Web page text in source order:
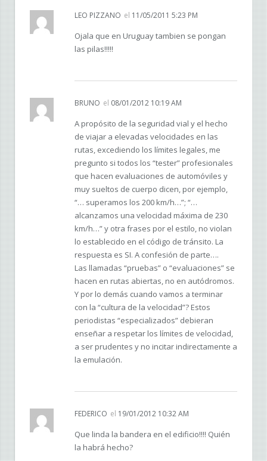
LEO PIZZANO el 11/05/2011 5:23 PM
Ojala que en Uruguay tambien se pongan
las pilas!!!!!
BRUNO el 08/01/2012 10:19 AM
A propósito de la seguridad vial y el hecho
de viajar a elevadas velocidades en las
rutas, excediendo los límites legales, me
pregunto si todos los “tester” profesionales
que hacen evaluaciones de automóviles y
muy sueltos de cuerpo dicen, por ejemplo,
“… superamos los 200 km/h…”; “…
alcanzamos una velocidad máxima de 230
km/h…” y otra frases por el estilo, no violan
lo establecido en el código de tránsito. La
respuesta es SI. A confesión de parte….
Las llamadas “pruebas” o “evaluaciones” se
hacen en rutas abiertas, no en autódromos.
Y por lo demás cuando vamos a terminar
con la “cultura de la velocidad”? Estos
periodistas “especializados” debieran
enseñar a respetar los límites de velocidad,
a ser prudentes y no incitar indirectamente a
la emulación.
FEDERICO el 19/01/2012 10:32 AM
Que linda la bandera en el edificio!!!! Quién
la habrá hecho?